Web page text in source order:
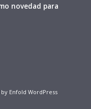
novedad para
Enfold WordPress